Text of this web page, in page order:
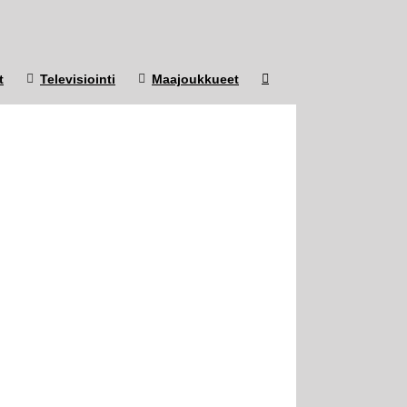
Televisiointi Maajoukkueet